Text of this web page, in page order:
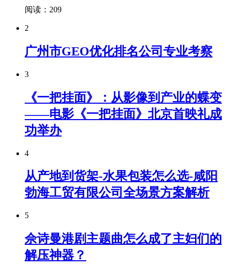
阅读：209
2
广州市GEO优化排名公司专业考察
3
《一把挂面》：从影像到产业的蝶变
——电影《一把挂面》北京首映礼成
功举办
4
从产地到货架-水果包装怎么选-咸阳
勃海工贸有限公司全场景方案解析
5
佘诗曼港剧主题曲怎么成了主妇们的
解压神器？